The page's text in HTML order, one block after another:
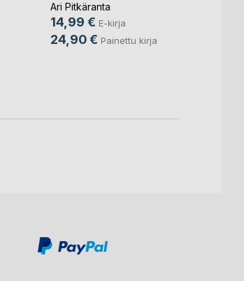
Ari Pitkäranta
14,99 € E-kirja
24,90 € Painettu kirja